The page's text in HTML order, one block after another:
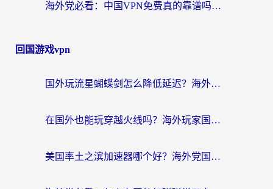
海外党必看：中国VPN免费真的靠谱吗？手把手教你选对回国加速器
回国游戏vpn
国外玩流星蝴蝶剑怎么降低延迟？海外党必看的加速秘籍（含欧洲鸣潮&彩虹岛优化攻略）
在国外也能玩穿越火线吗？海外玩家国服游戏畅玩终极指南
美国率土之滨加速器哪个好？海外党国服游戏畅玩终极指南（附多游戏解决方案）